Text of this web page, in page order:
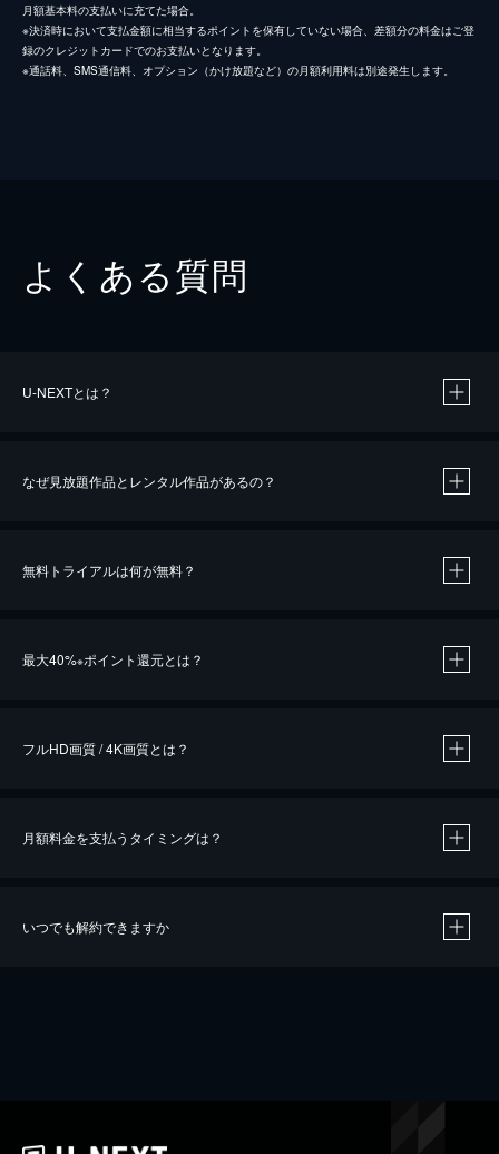
月額基本料の支払いに充てた場合。
※決済時において支払金額に相当するポイントを保有していない場合、差額分の料金はご登
録のクレジットカードでのお支払いとなります。
※通話料、SMS通信料、オプション（かけ放題など）の月額利用料は別途発生します。
よくある質問
U-NEXTとは？
なぜ見放題作品とレンタル作品があるの？
無料トライアルは何が無料？
最大40%※ポイント還元とは？
※40％ポイント還元の対象は、クレジットカード決済による作品の購入 / レンタルです。
iOSアプリのUコイン決済による作品の購入 / レンタルは、20％のポイント還元です。
フルHD画質 / 4K画質とは？
月額料金を支払うタイミングは？
いつでも解約できますか